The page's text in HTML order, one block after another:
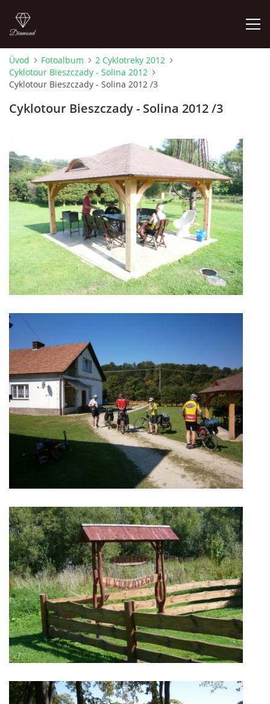
ÚVOD
CYKLOTREKY 2026
CYKLOTREKY 2024
CYKLOTREKY 2023
CYKLOTREKY 2022
CYKLOTREKY 2021
CYKLOTREKY 2020
CYKLOTREKY 2019
CYKLOTREKY 2018
CYKLOTREKY 2017
CYKLOTREKY 2015
CYKLOTREKY 2014
CYKLOTREKY 2013
CYKLOTREKY 2012
CYKLOTREKY 2011
CYKLOTREKY 2010
Úvod Fotoalbum
2 Cyklotreky 2012
Cyklotour Bieszczady - Solina 2012
Cyklotour Bieszczady - Solina 2012 /3
Cyklotour Bieszczady - Solina 2012 /3